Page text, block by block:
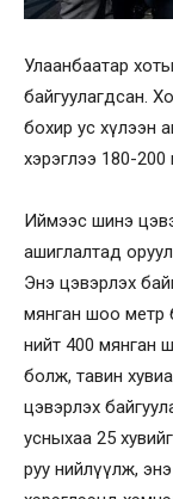
Улаанбаатар
байгуулагдсан.
бохир ус хүлээн
хэрэглээ 180-
Иймээс шинэ
ашиглалтад
Энэ цэвэрлэх
мянган шоо метр
нийт 400 мянган
болж, тавин
цэвэрлэх
усныхаа 25
руу нийлүүлж,